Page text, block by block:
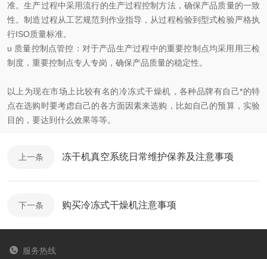
准。生产过程中采用流行的生产过程控制方法，确保产品质量的一致
性。制造过程从工艺规范到作业指导，从过程检验到型式检验严格执
行ISO质量标准。
u 质量控制点管控：对于产品生产过程中的重要控制点均采用用三检
制度，重要控制点专人专岗，确保产品质量的稳定性。
以上为现在市场上比较有名的冷冻式干燥机，各种品牌有自己*的特
点在选购时要考虑自己的各方面因素来选购，比如自己的预算，实验
目的，要达到什么效果等等。
上一条 冻干机真空系统日常维护保养及注意事项
下一条 购买冷冻式干燥机注意事项
服务热线